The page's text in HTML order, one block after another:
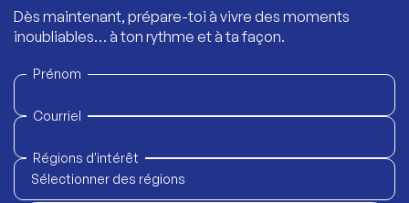
Dès maintenant, prépare-toi à vivre des moments
inoubliables… à ton rythme et à ta façon.
Prénom
Courriel
Régions d'intérêt
Sélectionner des régions